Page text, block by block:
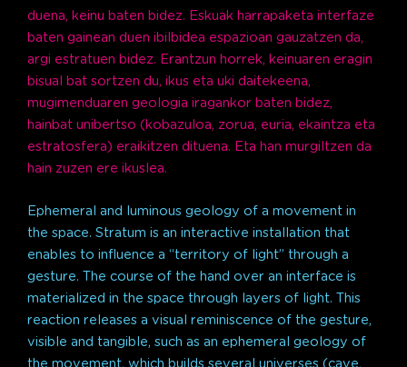
duena, keinu baten bidez. Eskuak harrapaketa interfaze
baten gainean duen ibilbidea espazioan gauzatzen da,
argi estratuen bidez. Erantzun horrek, keinuaren eragin
bisual bat sortzen du, ikus eta uki daitekeena,
mugimenduaren geologia iragankor baten bidez,
hainbat unibertso (kobazuloa, zorua, euria, ekaintza eta
estratosfera) eraikitzen dituena. Eta han murgiltzen da
hain zuzen ere ikuslea.
Ephemeral and luminous geology of a movement in
the space. Stratum is an interactive installation that
enables to influence a “territory of light” through a
gesture. The course of the hand over an interface is
materialized in the space through layers of light. This
reaction releases a visual reminiscence of the gesture,
visible and tangible, such as an ephemeral geology of
the movement, which builds several universes (cave,